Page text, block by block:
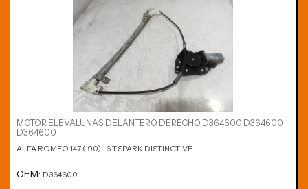
MOTOR ELEVALUNAS DELANTERO DERECHO D364600 D364600
D364600
ALFA ROMEO 147 (190) 1.6 T.SPARK DISTINCTIVE
OEM: D364600